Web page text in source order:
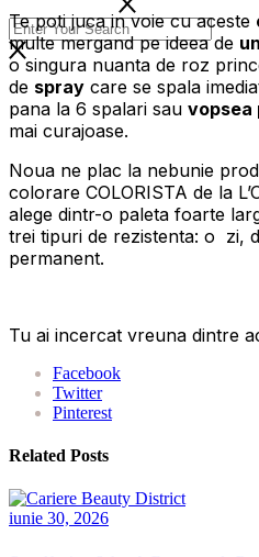
Te poti juca in voie cu aceste
multe mergand pe ideea de
o singura nuanta de roz
de spray care se spala
pana la 6 spalari sau vopsea
mai curajoase.
Noua ne plac la nebunie
colorare COLORISTA de la
alege dintr-o paleta foarte
trei tipuri de rezistenta: o zi,
permanent.
Tu ai incercat vreuna dintre
Facebook
Twitter
Pinterest
Related Posts
iunie 30, 2026